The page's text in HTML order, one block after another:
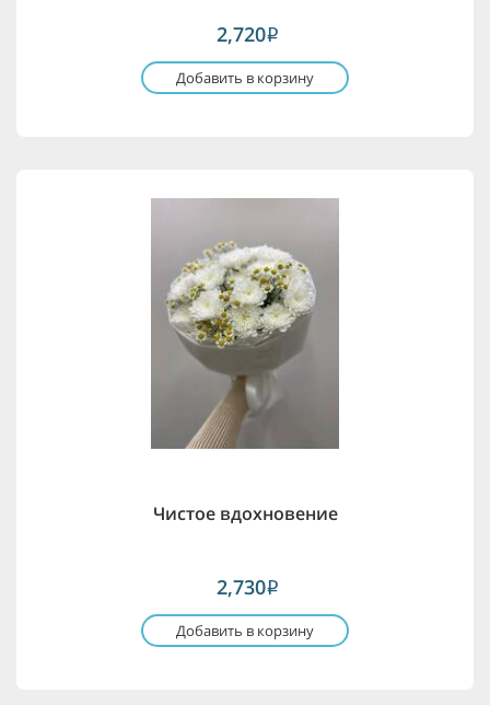
2,720i
Добавить в корзину
Чистое вдохновение
2,730i
Добавить в корзину